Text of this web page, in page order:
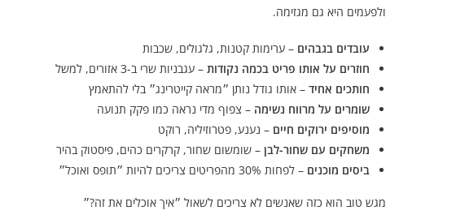
ולפעמים היא גם מגזימה.
עובדים בגבהים – ערימות קטנות, גלגולים, שכבות
חוזרים על אותו פריט בכמה נקודות – עגבניות שרי ב-3 אזורים, למשל
חותכים אחיד – אותו גודל נותן ״מראה קייטרינג״ בלי להתאמץ
שומרים על מרווח נשימה – צפוף מדי נראה כמו פקק תנועה
מוסיפים ירוקים חיים – נענע, פטרוזיליה, רוקט
משחקים עם שחור-לבן – שומשום שחור, קרקרים כהים, פיסטוק בהיר
ביסים מוכנים – לפחות 30% מהפריטים צריכים להיות ״תופס ואוכל״
מגש טוב הוא כזה שאנשים לא צריכים לשאול ״איך אוכלים את זה?״